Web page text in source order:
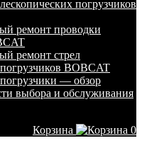
погрузчиков
ремонт проводки
ремонт стрел
BOBCAT
— обзор
выбора и обслуживания
Корзина
0